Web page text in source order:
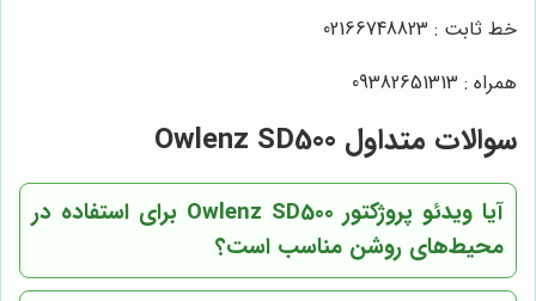
خط ثابت : 02166748823
همراه : 09382651313
سوالات متداول Owlenz SD500
آیا ویدئو پروژکتور Owlenz SD500 برای استفاده در
محیط‌های روشن مناسب است؟